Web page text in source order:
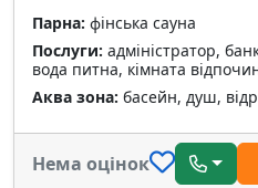
Парна: фінська сауна
Послуги: адміністратор,
вода питна, кімната
Аква зона: басейн, душ,
Нема оцінок